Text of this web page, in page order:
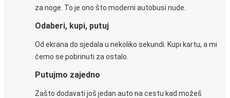
za noge. To je ono što moderni autobusi nude.
Odaberi, kupi, putuj
Od ekrana do sjedala u nekoliko sekundi. Kupi kartu, a mi
ćemo se pobrinuti za ostalo.
Putujmo zajedno
Zašto dodavati još jedan auto na cestu kad možeš